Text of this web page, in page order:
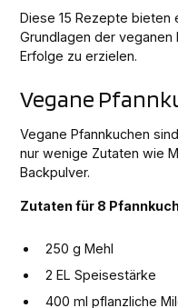
Diese 15 Rezepte
Grundlagen der
Erfolge zu erzielen.
Vegane
Vegane Pfannkuchen
nur wenige Zutaten wie
Backpulver.
Zutaten für 8
250 g Mehl
2 EL Speisestärke
400 ml pflanzliche